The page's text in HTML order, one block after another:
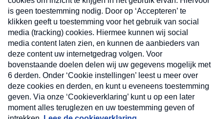
Nieuwsbrief
Neem hier een gratis abonnement op onze
nieuwsbrief. Elke vrijdag- en dinsdagochtend in uw